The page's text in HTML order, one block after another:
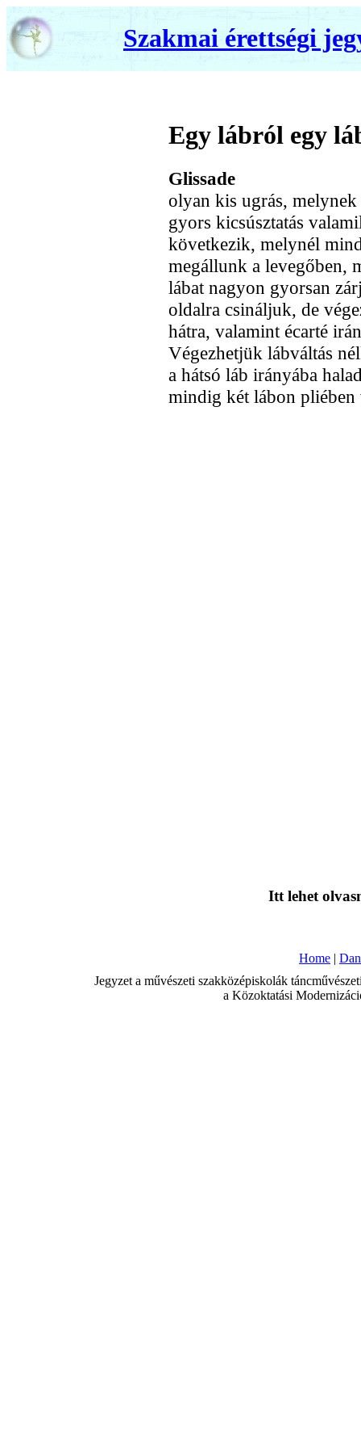
Szakmai érettségi
Egy lábról egy
Glissade
olyan kis ugrás,
gyors kicsúsztatás
következik, melynél
megállunk a levegőben,
lábat nagyon gyorsan
oldalra csináljuk, de
hátra, valamint écarté
Végezhetjük lábváltás
a hátsó láb irányába
mindig két lábon pliében
Itt lehet
Home |
Jegyzet a művészeti szakközépiskolák
a Közoktatási